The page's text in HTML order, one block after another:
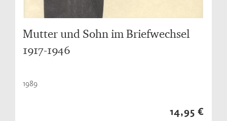
Mutter und Sohn im Briefwechsel
1917-1946
1989
14,95 €